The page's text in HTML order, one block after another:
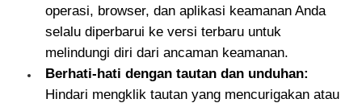
operasi, browser, dan aplikasi keamanan Anda
selalu diperbarui ke versi terbaru untuk
melindungi diri dari ancaman keamanan.
Berhati-hati dengan tautan dan unduhan:
Hindari mengklik tautan yang mencurigakan atau